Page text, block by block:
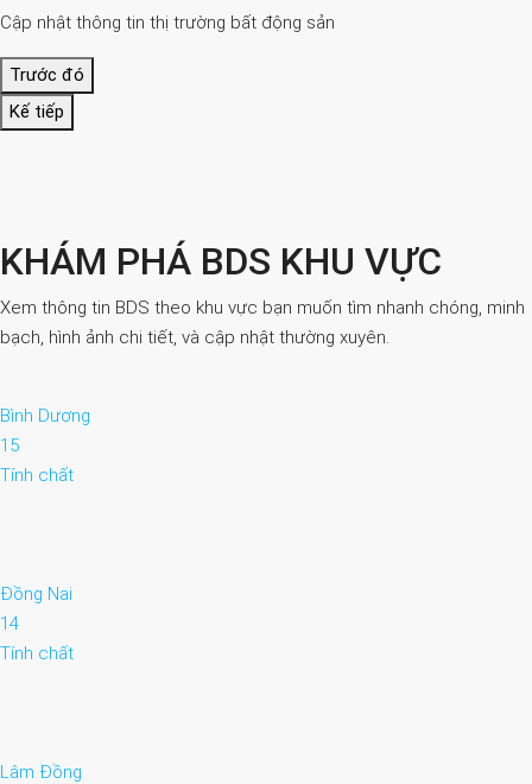
Cập nhật thông tin thị trường bất động sản
Trước đó
Kế tiếp
KHÁM PHÁ BDS KHU VỰC
Xem thông tin BDS theo khu vực bạn muốn tìm nhanh chóng, minh
bạch, hình ảnh chi tiết, và cập nhật thường xuyên.
Bình Dương
15
Tính chất
Đồng Nai
14
Tính chất
Lâm Đồng